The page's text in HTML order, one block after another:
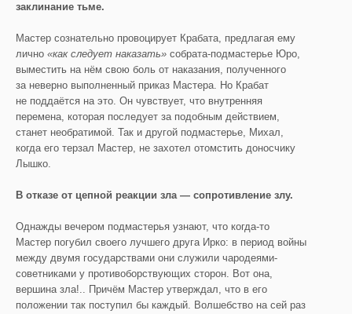
заклинание тьме.
Мастер сознательно провоцирует Крабата, предлагая ему
лично «как следует наказать» собрата-подмастерье Юро,
выместить на нём свою боль от наказания, полученного
за неверно выполненный приказ Мастера. Но Крабат
не поддаётся на это. Он чувствует, что внутренняя
перемена, которая последует за подобным действием,
станет необратимой. Так и другой подмастерье, Михал,
когда его терзал Мастер, не захотел отомстить доносчику
Лышко.
В отказе от цепной реакции зла — сопротивление злу.
Однажды вечером подмастерья узнают, что когда-то
Мастер погубил своего лучшего друга Ирко: в период войны
между двумя государствами они служили чародеями-
советниками у противоборствующих сторон. Вот она,
вершина зла!.. Причём Мастер утверждал, что в его
положении так поступил бы каждый. Волшебство на сей раз